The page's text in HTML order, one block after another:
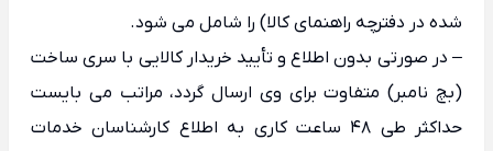
شده در دفترچه راهنمای کالا) را شامل می شود.
– در صورتی بدون اطلاع و تأیید خریدار کالایی با سری ساخت
(بچ نامبر) متفاوت برای وی ارسال گردد، مراتب می بایست
حداکثر طی 48 ساعت کاری به اطلاع کارشناسان خدمات